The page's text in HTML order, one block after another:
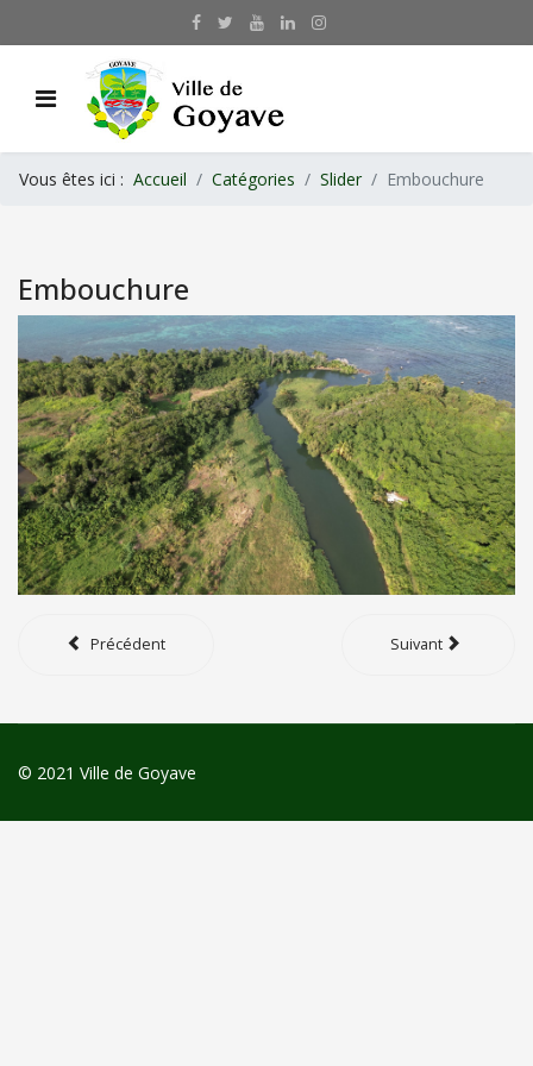
Vous êtes ici : Accueil Catégories Slider Embouchure
Embouchure
Précédent Suivant
© 2021 Ville de Goyave